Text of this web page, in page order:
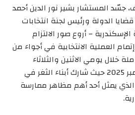
المستشار بشير نور الدين أحمد
الدولة ورئيس لجنة انتخابات
– أروع صور الالتزام
العملية الانتخابية في أجواء من
خلال يومي الاثنين والثلاثاء
الموافقين 10 و11 نوفمبر 2025 حيث شارك أبناء الثغر في
يمثل أحد أهم مظاهر ممارسة